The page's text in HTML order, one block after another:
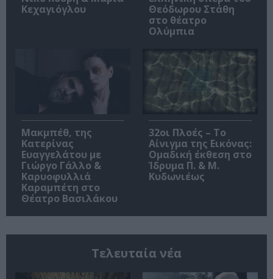
Κεχαγιόγλου
Θεόδωρου Στάθη
στο θέατρο
Ολύμπια
Μακμπέθ, της
Κατερίνας
Ευαγγελάτου με
Γιώργο Γάλλο &
Καρυοφυλλιά
Καραμπέτη στο
Θέατρο Βασιλάκου
32οι Πλοές – Το
Αίνιγμα της Εικόνας:
Ομαδική έκθεση στο
Ίδρυμα Π. & Μ.
Κυδωνιέως
Τελευταία νέα